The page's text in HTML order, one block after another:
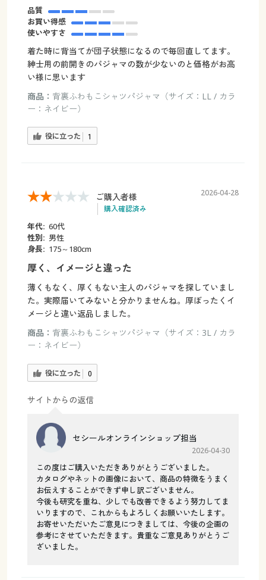
品質
お買い得感
使いやすさ
着た時に背当てが団子状態になるので毎回直してます。
紳士用の前開きのパジャマの数が少ないのと価格がお高
い様に思います
商品： 背裏ふわもこシャツパジャマ（サイズ：LL / カラ
ー：ネイビー）
役に立った 1
ご購入者様
購入確認済み
2026-04-28
年代: 60代
性別: 男性
身長: 175～180cm
厚く、イメージと違った
薄くもなく、厚くもない主人のパジャマを探していまし
た。実際届いてみないと分かりませんね。厚ぼったくイ
メージと違い返品しました。
商品： 背裏ふわもこシャツパジャマ（サイズ：3L / カラ
ー：ネイビー）
役に立った 0
サイトからの返信
セシールオンラインショップ担当
2026-04-30
この度はご購入いただきありがとうございました。
カタログやネットの画像において、商品の特徴をうまく
お伝えすることができず申し訳ございません。
今後も研究を重ね、少しでも改善できるよう努力してま
いりますので、これからもよろしくお願いいたします。
お寄せいただいたご意見につきましては、今後の企画の
参考にさせていただきます。貴重なご意見ありがとうご
ざいました。